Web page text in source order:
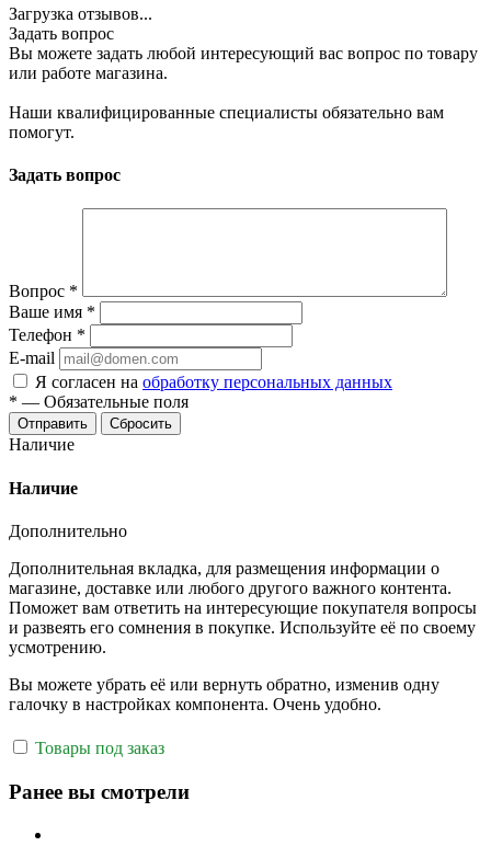
Загрузка отзывов...
Задать вопрос
Вы можете задать любой интересующий вас вопрос по товару
или работе магазина.
Наши квалифицированные специалисты обязательно вам
помогут.
Задать вопрос
Вопрос *
Ваше имя *
Телефон *
E-mail
Я согласен на обработку персональных данных
* — Обязательные поля
Отправить Сбросить
Наличие
Наличие
Дополнительно
Дополнительная вкладка, для размещения информации о
магазине, доставке или любого другого важного контента.
Поможет вам ответить на интересующие покупателя вопросы
и развеять его сомнения в покупке. Используйте её по своему
усмотрению.
Вы можете убрать её или вернуть обратно, изменив одну
галочку в настройках компонента. Очень удобно.
Товары под заказ
Ранее вы смотрели